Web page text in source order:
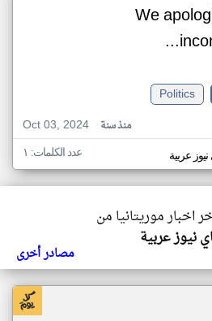
We
Politics
Oct 03, 2024
منذ سنة
عربية عدد الكلمات: ١
اخبار موريتانيا من
نيوز عربية
مصادر أخرى